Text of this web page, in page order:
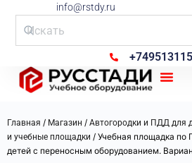
info@rstdy.ru
Главная / Магазин / Автогородки и ПДД для
и учебные площадки / Учебная площадка по
детей с переносным оборудованием.